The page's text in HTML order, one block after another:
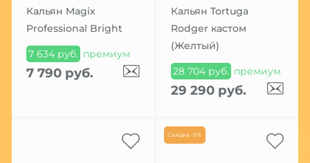
Кальян Magix
Professional Bright
7 634 руб. премиум
7 790 руб.
Кальян Tortuga
Rodger кастом
(Желтый)
28 704 руб. премиум
29 290 руб.
Скидка -5%